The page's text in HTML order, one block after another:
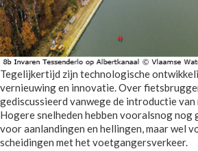
Tegelijkertijd zijn technologische
vernieuwing en innovatie. Over
gediscussieerd vanwege de introductie
Hogere snelheden hebben vooralsnog nog
voor aanlandingen en hellingen, maar wel
scheidingen met het voetgangersverkeer.